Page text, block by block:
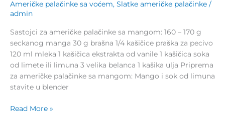
Američke palačinke sa voćem, Slatke američke palačinke /
admin
Sastojci za američke palačinke sa mangom: 160 – 170 g
seckanog manga 30 g brašna 1/4 kašičice praška za pecivo
120 ml mleka 1 kašičica ekstrakta od vanile 1 kašičica soka
od limete ili limuna 3 velika belanca 1 kašika ulja Priprema
za američke palačinke sa mangom: Mango i sok od limuna
stavite u blender
Read More »